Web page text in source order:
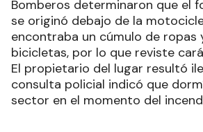
El caso se registró a las 2.30
solicitaron la presencia del
Destacamento de Bomberos
incendio de una casa ubicada en
Gorleri.
Inmediatamente los bomberos